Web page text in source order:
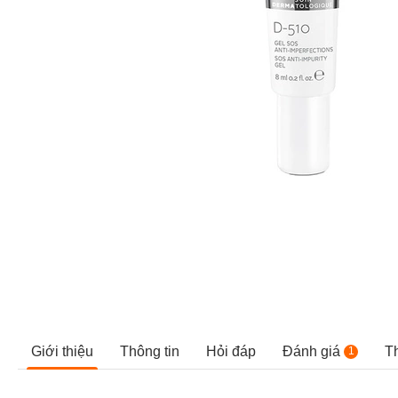
Giới thiệu Thông tin Hỏi đáp Đánh giá 1